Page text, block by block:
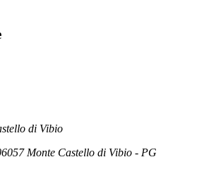
di Vibio
Monte Castello di Vibio - PG